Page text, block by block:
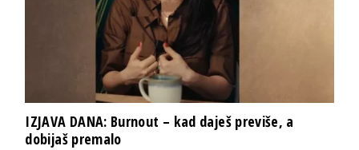
IZJAVA DANA: Burnout – kad daješ previše, a
dobijaš premalo